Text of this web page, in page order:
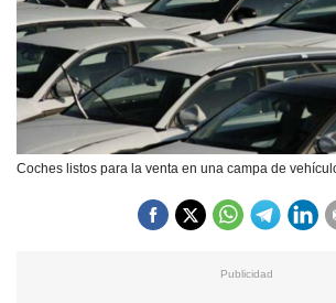
Coches listos para la venta en una campa de